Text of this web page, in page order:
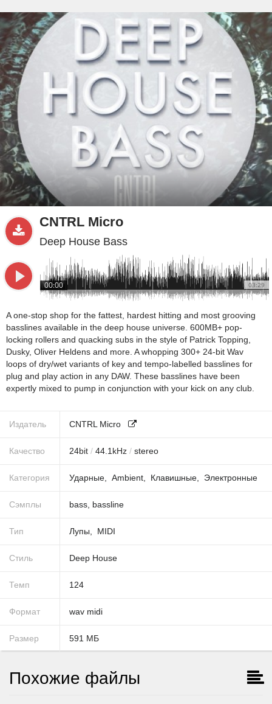
SamplePRO
beta
CNTRL Micro
Deep House Bass
03:29
00:00
A one-stop shop for the fattest, hardest hitting and most grooving
basslines available in the deep house universe. 600MB+ pop-
locking rollers and quacking subs in the style of Patrick Topping,
Dusky, Oliver Heldens and more. A whopping 300+ 24-bit Wav
loops of dry/wet variants of key and tempo-labelled basslines for
plug and play action in any DAW. These basslines have been
expertly mixed to pump in conjunction with your kick on any club.
Издатель CNTRL Micro
Качество 24bit / 44.1 kHz / stereo
Категория Ударные Ambient Клавишные Электронные
Сэмплы bass bassline
Тип Лупы MIDI
Стиль Deep House
Темп 124
Формат wav midi
Размер 591 МБ
Похожие файлы